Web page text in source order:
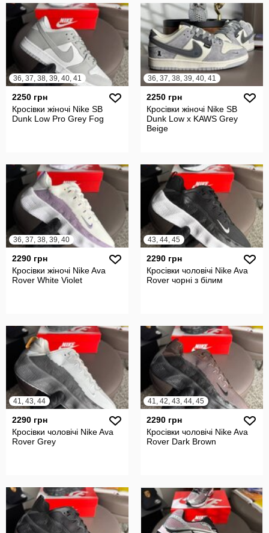
36, 37, 38, 39, 40, 41
2250 грн
Кросівки жіночі Nike SB
Dunk Low Pro Grey Fog
36, 37, 38, 39, 40, 41
2250 грн
Кросівки жіночі Nike SB
Dunk Low x KAWS Grey
Beige
36, 37, 38, 39, 40
2290 грн
Кросівки жіночі Nike Ava
Rover White Violet
43, 44, 45
2290 грн
Кросівки чоловічі Nike Ava
Rover чорні з білим
41, 43, 44
2290 грн
Кросівки чоловічі Nike Ava
Rover Grey
41, 42, 43, 44, 45
2290 грн
Кросівки чоловічі Nike Ava
Rover Dark Brown